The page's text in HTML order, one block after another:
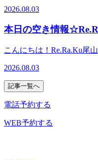
とり入れた整体ファンか
♪Re.Ra.Ku 尾山台店＃東
トレッチ＃リフレクソロジ
しております。『肩甲骨
り入れた整体ファンから
急大井町線 ＃尾山台 ＃整
＃二子玉川＃自由が丘＃
2026.08.03
本日の空き情報
こんにちは！Re.Ra.Ku尾
だるさやむくみ、疲れが
いろな不調が出てくると
リラックスしてもません
お待ちしております＾
はナカムラ・・ヤマギワ
2026.08.03
記事一覧へ
電話予約する
WEB予約する